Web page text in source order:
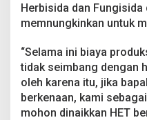
Herbisida dan
memnungkinkan untuk
“Selama ini biaya
tidak seimbang dengan
oleh karena itu, jika
berkenaan, kami
mohon dinaikkan HET